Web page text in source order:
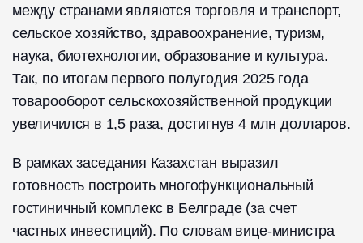
между странами являются торговля и транспорт,
сельское хозяйство, здравоохранение, туризм,
наука, биотехнологии, образование и культура.
Так, по итогам первого полугодия 2025 года
товарооборот сельскохозяйственной продукции
увеличился в 1,5 раза, достигнув 4 млн долларов.
В рамках заседания Казахстан выразил
готовность построить многофункциональный
гостиничный комплекс в Белграде (за счет
частных инвестиций). По словам вице-министра